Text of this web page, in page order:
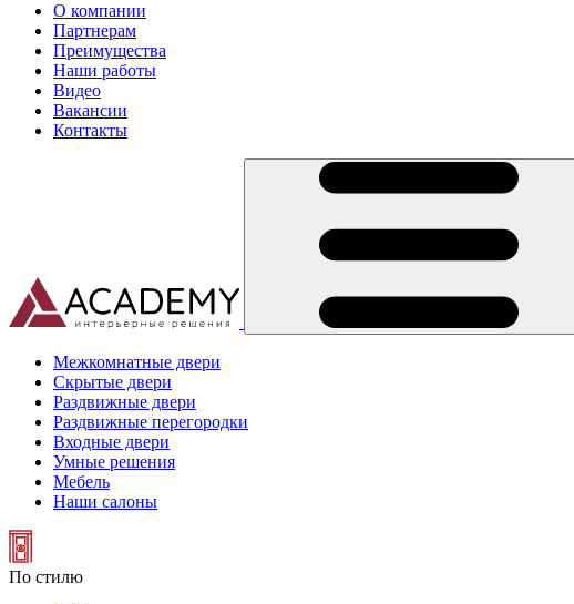
О компании
Партнерам
Преимущества
Наши работы
Видео
Вакансии
Контакты
Межкомнатные двери
Скрытые двери
Раздвижные двери
Раздвижные перегородки
Входные двери
Умные решения
Мебель
Наши салоны
По стилю